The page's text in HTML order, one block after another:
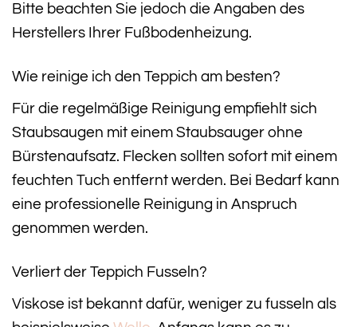
Bitte beachten Sie jedoch die Angaben des
Herstellers Ihrer Fußbodenheizung.
Wie reinige ich den Teppich am besten?
Für die regelmäßige Reinigung empfiehlt sich
Staubsaugen mit einem Staubsauger ohne
Bürstenaufsatz. Flecken sollten sofort mit einem
feuchten Tuch entfernt werden. Bei Bedarf kann
eine professionelle Reinigung in Anspruch
genommen werden.
Verliert der Teppich Fusseln?
Viskose ist bekannt dafür, weniger zu fusseln als